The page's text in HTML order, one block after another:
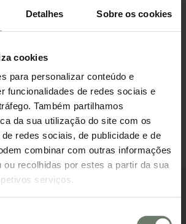
Detalhes Sobre os cookies
cookies
para personalizar conteúdo e
funcionalidades de redes sociais e
Também partilhamos
da sua utilização do site com os
redes sociais, de publicidade e de
combinar com outras informações
ou recolhidas por estes a partir da sua
serviços.
e fique a saber como garantir
em minutos
sobre o Credito